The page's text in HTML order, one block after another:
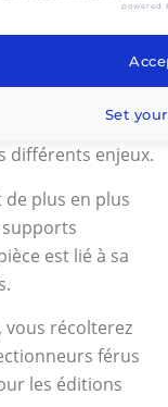
aux différentes
s’offrent à vous si
Ce qui
les monnaies
différents enjeux.
de plus en plus
est lié à sa
vous récolterez
férus
les éditions
powered
Set